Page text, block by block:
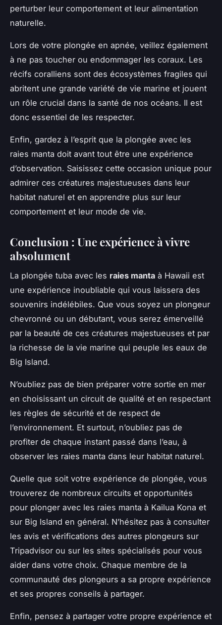
perturber leur comportement et leur alimentation
naturelle.
Lors de votre plongée en apnée, veillez également
à ne pas toucher ou endommager les coraux. Les
récifs coralliens sont des écosystèmes fragiles qui
abritent une grande variété de vie marine et jouent
un rôle crucial dans la santé de nos océans. Il est
donc essentiel de les respecter.
Enfin, gardez à l’esprit que la plongée avec les
raies manta doit avant tout être une expérience
d’observation. Saisissez cette occasion unique pour
admirer ces créatures majestueuses dans leur
habitat naturel et en apprendre plus sur leur
comportement et leur mode de vie.
Conclusion : Une expérience à vivre
absolument
La plongée tuba avec les raies manta à Hawaii est
une expérience inoubliable qui vous laissera des
souvenirs indélébiles. Que vous soyez un plongeur
chevronné ou un débutant, vous serez émerveillé
par la beauté de ces créatures majestueuses et par
la richesse de la vie marine qui peuple les eaux de
Big Island.
N’oubliez pas de bien préparer votre sortie en mer
en choisissant un circuit de qualité et en respectant
les règles de sécurité et de respect de
l’environnement. Et surtout, n’oubliez pas de
profiter de chaque instant passé dans l’eau, à
observer les raies manta dans leur habitat naturel.
Quelle que soit votre expérience de plongée, vous
trouverez de nombreux circuits et opportunités
pour plonger avec les raies manta à Kailua Kona et
sur Big Island en général. N’hésitez pas à consulter
les avis et vérifications des autres plongeurs sur
Tripadvisor ou sur les sites spécialisés pour vous
aider dans votre choix. Chaque membre de la
communauté des plongeurs a sa propre expérience
et ses propres conseils à partager.
Enfin, pensez à partager votre propre expérience et